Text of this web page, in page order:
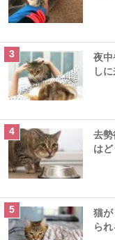
夜中
し
去勢
はど
猫が
ら